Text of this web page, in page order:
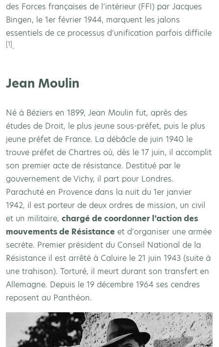
des Forces françaises de l’intérieur (FFI) par Jacques
Bingen, le 1er février 1944, marquent les jalons
essentiels de ce processus d’unification parfois difficile
[1].
Jean Moulin
Né à Béziers en 1899, Jean Moulin fut, après des
études de Droit, le plus jeune sous-préfet, puis le plus
jeune préfet de France. La débâcle de juin 1940 le
trouve préfet de Chartres où, dès le 17 juin, il accomplit
son premier acte de résistance. Destitué par le
gouvernement de Vichy, il part pour Londres.
Parachuté en Provence dans la nuit du 1er janvier
1942, il est porteur de deux ordres de mission, un civil
et un militaire, chargé de coordonner l’action des
mouvements de Résistance et d’organiser une armée
secrète. Premier président du Conseil National de la
Résistance il est arrêté à Caluire le 21 juin 1943 (suite à
une trahison). Torturé, il meurt durant son transfert en
Allemagne. Depuis le 19 décembre 1964 ses cendres
reposent au Panthéon.